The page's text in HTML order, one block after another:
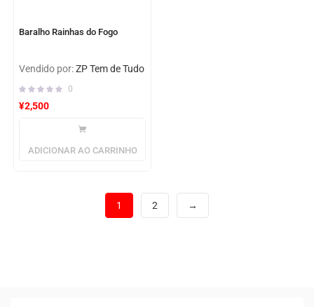
Baralho Rainhas do Fogo
Vendido por:ZP Tem de Tudo
0
¥2,500
ADICIONAR AO CARRINHO
1 2 →